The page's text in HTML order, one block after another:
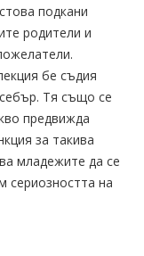
подкани
родители и
бе съдия
Тя също се
предвижда
за такива
младежите да се
сериозността на